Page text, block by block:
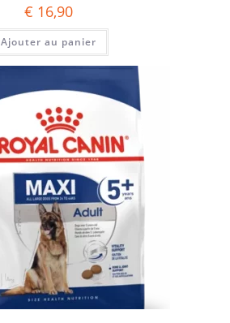
€ 16,90
Ajouter au panier